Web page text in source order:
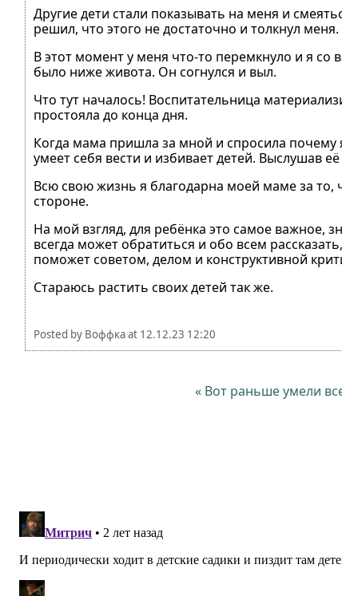
Другие дети стали показывать на меня и
решил, что этого не достаточно и толкнул меня.
В этот момент у меня что-то перемкнуло и я со
было ниже живота. Он согнулся и выл.
Что тут началось! Воспитательница
простояла до конца дня.
Когда мама пришла за мной и спросила почему
умеет себя вести и избивает детей. Выслушав
Всю свою жизнь я благодарна моей маме за то,
стороне.
На мой взгляд, для ребёнка это самое важное,
всегда может обратиться и обо всем
поможет советом, делом и конструктивной
Стараюсь растить своих детей так же.
Posted by Воффкаat 12.12.23 12:20
« Вот раньше умели